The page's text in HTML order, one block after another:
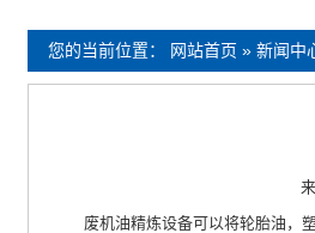
您的当前位置： 网站首页 » 新闻中
废机油精炼设备可以将轮胎油，